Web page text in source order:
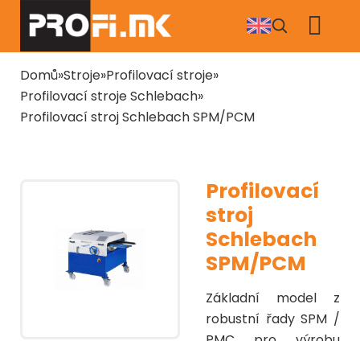
Přejít
hlavnímu
obsahu
Drobečková
navigace
Domů Stroje Profilovací stroje
Profilovací stroje Schlebach
Profilovací stroj Schlebach SPM/PCM
Profilovací
stroj
Schlebach
SPM/PCM
Základní model z
robustní řady SPM /